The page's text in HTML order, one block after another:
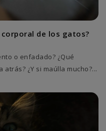
de los gatos?
o enfadado? ¿Qué
¿Y si maúlla mucho?...